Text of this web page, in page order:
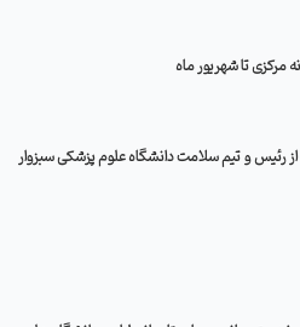
مرکزی تا شهریور ماه
رئیس و تیم سلامت دانشگاه علوم پزشکی سبزوار